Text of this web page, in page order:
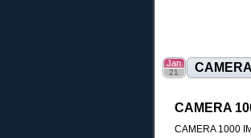
Jan
21
CAMERA
CAMERA 1000